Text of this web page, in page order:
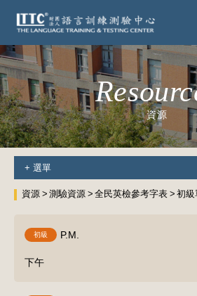
資源
+ 選單
資源 測驗資源 全民英檢參考字表 初級
初級 P.M.
下午